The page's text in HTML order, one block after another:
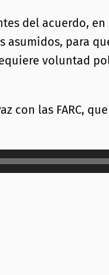
del acuerdo,
para
voluntad
con las FARC,